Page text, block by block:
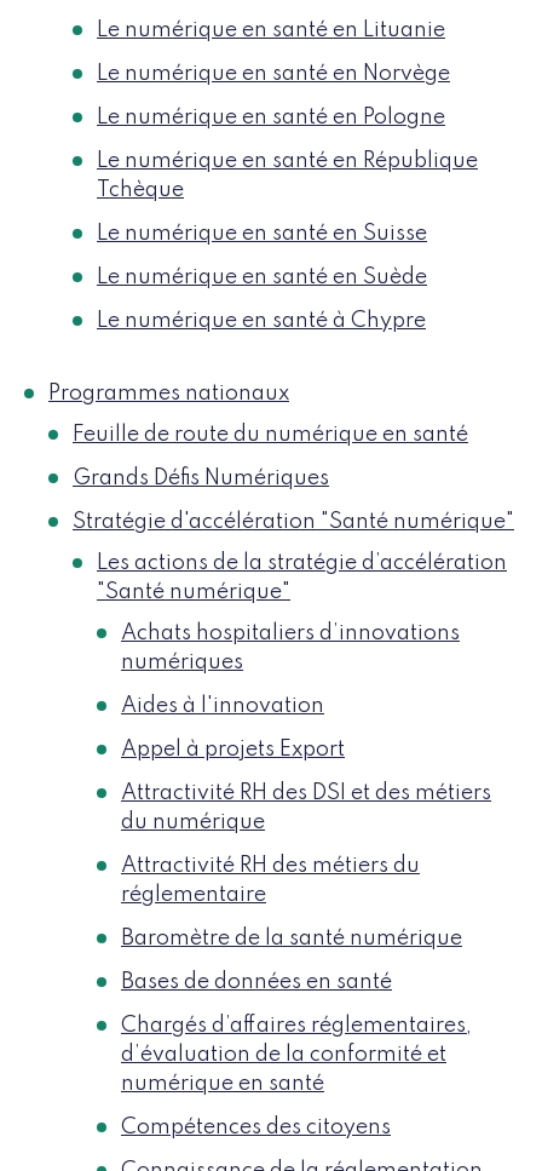
Le numérique en santé en Lituanie
Le numérique en santé en Norvège
Le numérique en santé en Pologne
Le numérique en santé en République
Tchèque
Le numérique en santé en Suisse
Le numérique en santé en Suède
Le numérique en santé à Chypre
Programmes nationaux
Feuille de route du numérique en santé
Grands Défis Numériques
Stratégie d'accélération "Santé numérique"
Les actions de la stratégie d’accélération
"Santé numérique"
Achats hospitaliers d’innovations
numériques
Aides à l'innovation
Appel à projets Export
Attractivité RH des DSI et des métiers
du numérique
Attractivité RH des métiers du
réglementaire
Baromètre de la santé numérique
Bases de données en santé
Chargés d’affaires réglementaires,
d’évaluation de la conformité et
numérique en santé
Compétences des citoyens